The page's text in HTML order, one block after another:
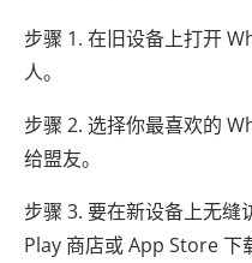
步骤 1. 在旧设备上打开
人。
步骤 2. 选择你最喜欢的
给盟友。
步骤 3. 要在新设备上无
Play 商店或 App Store 下